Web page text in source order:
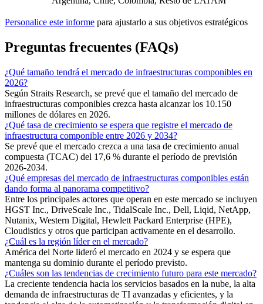
Personalice este informe para ajustarlo a sus objetivos estratégicos
Preguntas frecuentes (FAQs)
¿Qué tamaño tendrá el mercado de infraestructuras componibles en
2026?
Según Straits Research, se prevé que el tamaño del mercado de
infraestructuras componibles crezca hasta alcanzar los 10.150
millones de dólares en 2026.
¿Qué tasa de crecimiento se espera que registre el mercado de
infraestructura componible entre 2026 y 2034?
Se prevé que el mercado crezca a una tasa de crecimiento anual
compuesta (TCAC) del 17,6 % durante el período de previsión
2026-2034.
¿Qué empresas del mercado de infraestructuras componibles están
dando forma al panorama competitivo?
Entre los principales actores que operan en este mercado se incluyen
HGST Inc., DriveScale Inc., TidalScale Inc., Dell, Liqid, NetApp,
Nutanix, Western Digital, Hewlett Packard Enterprise (HPE),
Cloudistics y otros que participan activamente en el desarrollo.
¿Cuál es la región líder en el mercado?
América del Norte lideró el mercado en 2024 y se espera que
mantenga su dominio durante el período previsto.
¿Cuáles son las tendencias de crecimiento futuro para este mercado?
La creciente tendencia hacia los servicios basados ​​en la nube, la alta
demanda de infraestructuras de TI avanzadas y eficientes, y la